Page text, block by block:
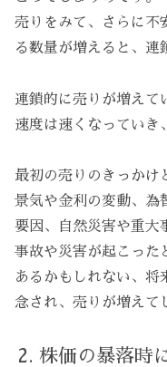
売りをみて、さらに不
る数量が増えると、連
連鎖的に売りが増えて
速度は速くなっていき
最初の売りのきっかけ
景気や金利の変動、為
要因、自然災害や重大
事故や災害が起こった
あるかもしれない、将
念され、売りが増えて
株価の暴落時